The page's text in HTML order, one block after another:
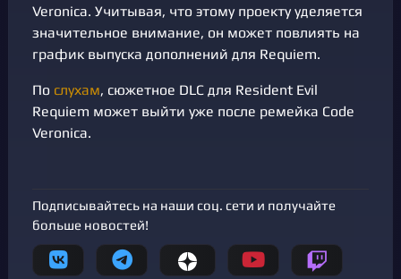
Veronica. Учитывая, что этому проекту уделяется
значительное внимание, он может повлиять на
график выпуска дополнений для Requiem.
По слухам, сюжетное DLC для Resident Evil
Requiem может выйти уже после ремейка Code
Veronica.
Подписывайтесь на наши соц. сети и получайте
больше новостей!